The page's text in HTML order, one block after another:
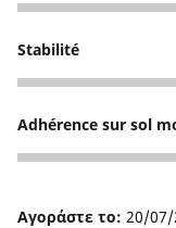
5
Stabilité
5
Adhérence sur sol
5
Αγοράστε το: 20/07/